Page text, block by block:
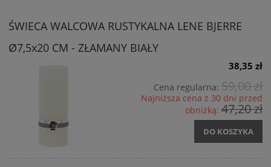
ŚWIECA WALCOWA RUSTYKALNA LENE BJERRE
Ø7,5x20 CM - ZŁAMANY BIAŁY
38,35 zł
Cena regularna: 59,00 zł
Najniższa cena z 30 dni przed
obniżką: 47,20 zł
DO KOSZYKA